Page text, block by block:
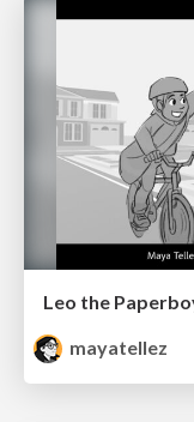
Leo the
mayatellez